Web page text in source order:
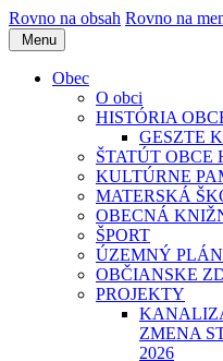
Rovno na obsah Rovno na
Menu
Obec
O obci
HISTÓRIA
GESZTE
ŠTATÚT OBCE
KULTÚRNE
MATERSKÁ
OBECNÁ
ŠPORT
ÚZEMNÝ
OBČIANSKE
PROJEKTY
ZMENA
2026